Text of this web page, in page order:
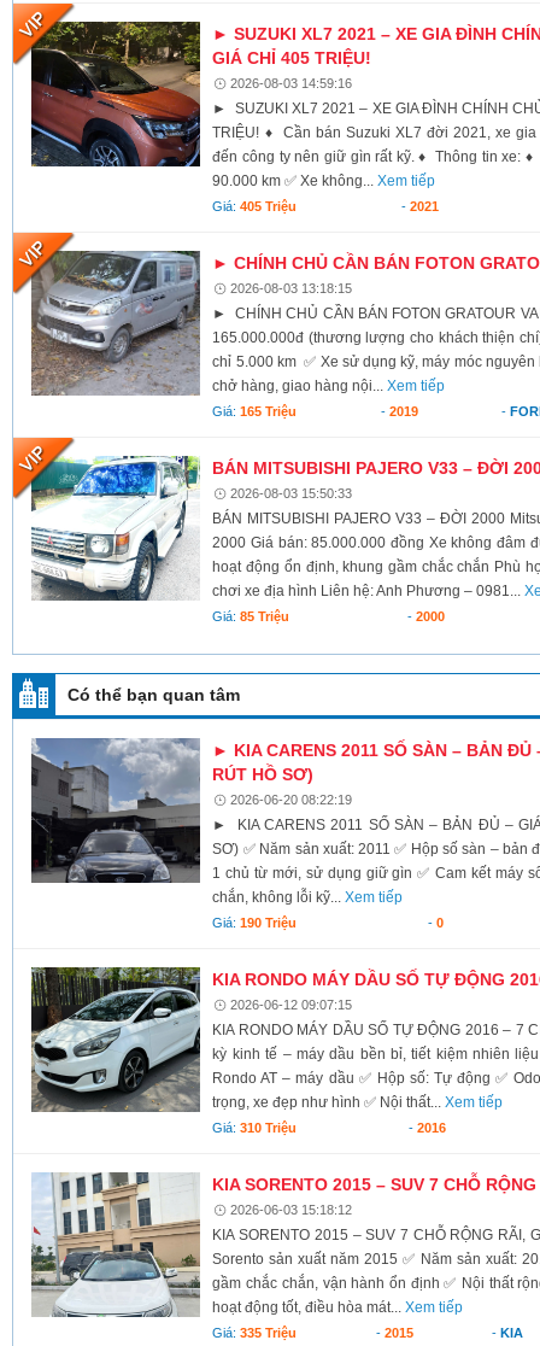
► SUZUKI XL7 2021 – XE GIA ĐÌNH
GIÁ CHỈ 405 TRIỆU!
2026-08-03 14:59:16
► SUZUKI XL7 2021 – XE GIA ĐÌNH CHÍNH
TRIỆU! ♦ Cần bán Suzuki XL7 đời 2021, xe
đến công ty nên giữ gìn rất kỹ. ♦ Thông tin xe:
90.000 km ✅ Xe không...Xem tiếp
Giá:405 Triệu - 2021
► CHÍNH CHỦ CẦN BÁN FOTON
2026-08-03 13:18:15
► CHÍNH CHỦ CẦN BÁN FOTON GRATOUR
165.000.000đ (thương lượng cho khách thiện
chỉ 5.000 km ✅ Xe sử dụng kỹ, máy móc
chở hàng, giao hàng nội...Xem tiếp
Giá:165 Triệu - 2019 -
BÁN MITSUBISHI PAJERO V33 – ĐỜI
2026-08-03 15:50:33
BÁN MITSUBISHI PAJERO V33 – ĐỜI 2000
2000 Giá bán: 85.000.000 đồng Xe không đâm
hoạt động ổn định, khung gầm chắc chắn Phù
chơi xe địa hình Liên hệ: Anh Phương – 0981...
Giá:85 Triệu -2000
Có thể bạn quan tâm
► KIA CARENS 2011 SỐ SÀN – BẢN ĐỦ
RÚT HỒ SƠ)
2026-06-20 08:22:19
► KIA CARENS 2011 SỐ SÀN – BẢN ĐỦ –
SƠ) ✅ Năm sản xuất: 2011 ✅ Hộp số sàn – bản
1 chủ từ mới, sử dụng giữ gìn ✅ Cam kết máy
chắn, không lỗi kỹ...Xem tiếp
Giá:190 Triệu - 0
KIA RONDO MÁY DẦU SỐ TỰ ĐỘNG
2026-06-12 09:07:15
KIA RONDO MÁY DẦU SỐ TỰ ĐỘNG 2016 – 7
kỳ kinh tế – máy dầu bền bỉ, tiết kiệm nhiên
Rondo AT – máy dầu ✅ Hộp số: Tự động ✅
trọng, xe đẹp như hình ✅ Nội thất...Xem tiếp
Giá:310 Triệu - 2016
KIA SORENTO 2015 – SUV 7 CHỖ
2026-06-03 15:18:12
KIA SORENTO 2015 – SUV 7 CHỖ RỘNG RÃI,
Sorento sản xuất năm 2015 ✅ Năm sản xuất:
gầm chắc chắn, vận hành ổn định ✅ Nội thất
hoạt động tốt, điều hòa mát...Xem tiếp
Giá:335 Triệu - 2015 -KIA